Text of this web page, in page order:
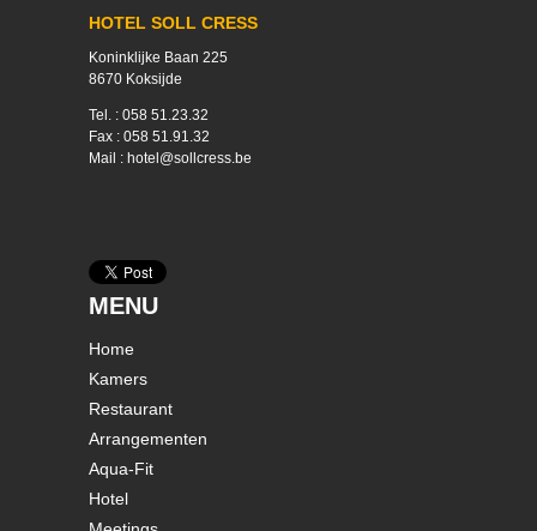
HOTEL SOLL CRESS
Koninklijke Baan 225
8670 Koksijde
Tel. : 058 51.23.32
Fax : 058 51.91.32
Mail : hotel@sollcress.be
MENU
Home
Kamers
Restaurant
Arrangementen
Aqua-Fit
Hotel